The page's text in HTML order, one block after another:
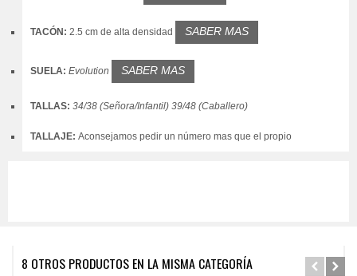
TACÓN: 2.5 cm de alta densidad SABER MAS
SUELA: Evolution SABER MAS
TALLAS: 34/38 (Señora/Infantil) 39/48 (Caballero)
TALLAJE: Aconsejamos pedir un número mas que el propio
8 OTROS PRODUCTOS EN LA MISMA CATEGORÍA